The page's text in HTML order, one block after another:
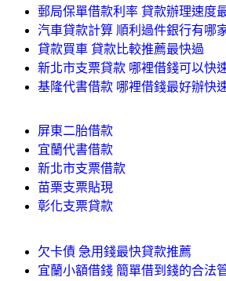
郵局保單借款利率 貸款辦理速度
汽車貸款計算 順利過件銀行有哪
貸款買車 貸款比較推薦最快過
新北市支票貸款 哪裡借錢可以快
基隆代書借款 哪裡借錢最好辦快
屏東二胎借款
宜蘭代書借款
新北市支票借款
苗栗支票貼現
彰化支票貸款
欠卡債 急用錢最快貸款推薦
宜蘭小額借錢 簡單借到錢的合法